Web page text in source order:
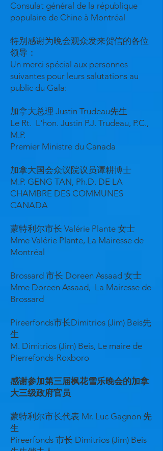
Consulat général de la république
populaire de Chine à Montréal
特别感谢为晚会观众发来贺信的各位
领导：
Un merci spécial aux personnes
suivantes pour leurs salutations au
public du Gala:
加拿大总理 Justin Trudeau先生
Le Rt. L'hon. Justin P.J. Trudeau, P.C.,
M.P.
Premier Ministre du Canada
加拿大国会众议院议员谭耕博士
M.P. GENG TAN, Ph.D. DE LA
CHAMBRE DES COMMUNES
CANADA
蒙特利尔市长 Valérie Plante 女士
Mme Valérie Plante, La Mairesse de
Montréal
Brossard 市长 Doreen Assaad 女士
Mme Doreen Assaad, La Mairesse de
Brossard
Pireerfonds市长Dimitrios (Jim) Beis先
生
M. Dimitrios (Jim) Beis, Le maire de
Pierrefonds-Roxboro
感谢参加第三届枫花雪乐晚会的加拿
大三级政府官员
蒙特利尔市长代表 Mr. Luc Gagnon 先
生
Pireerfonds 市长 Dimitrios (Jim) Beis